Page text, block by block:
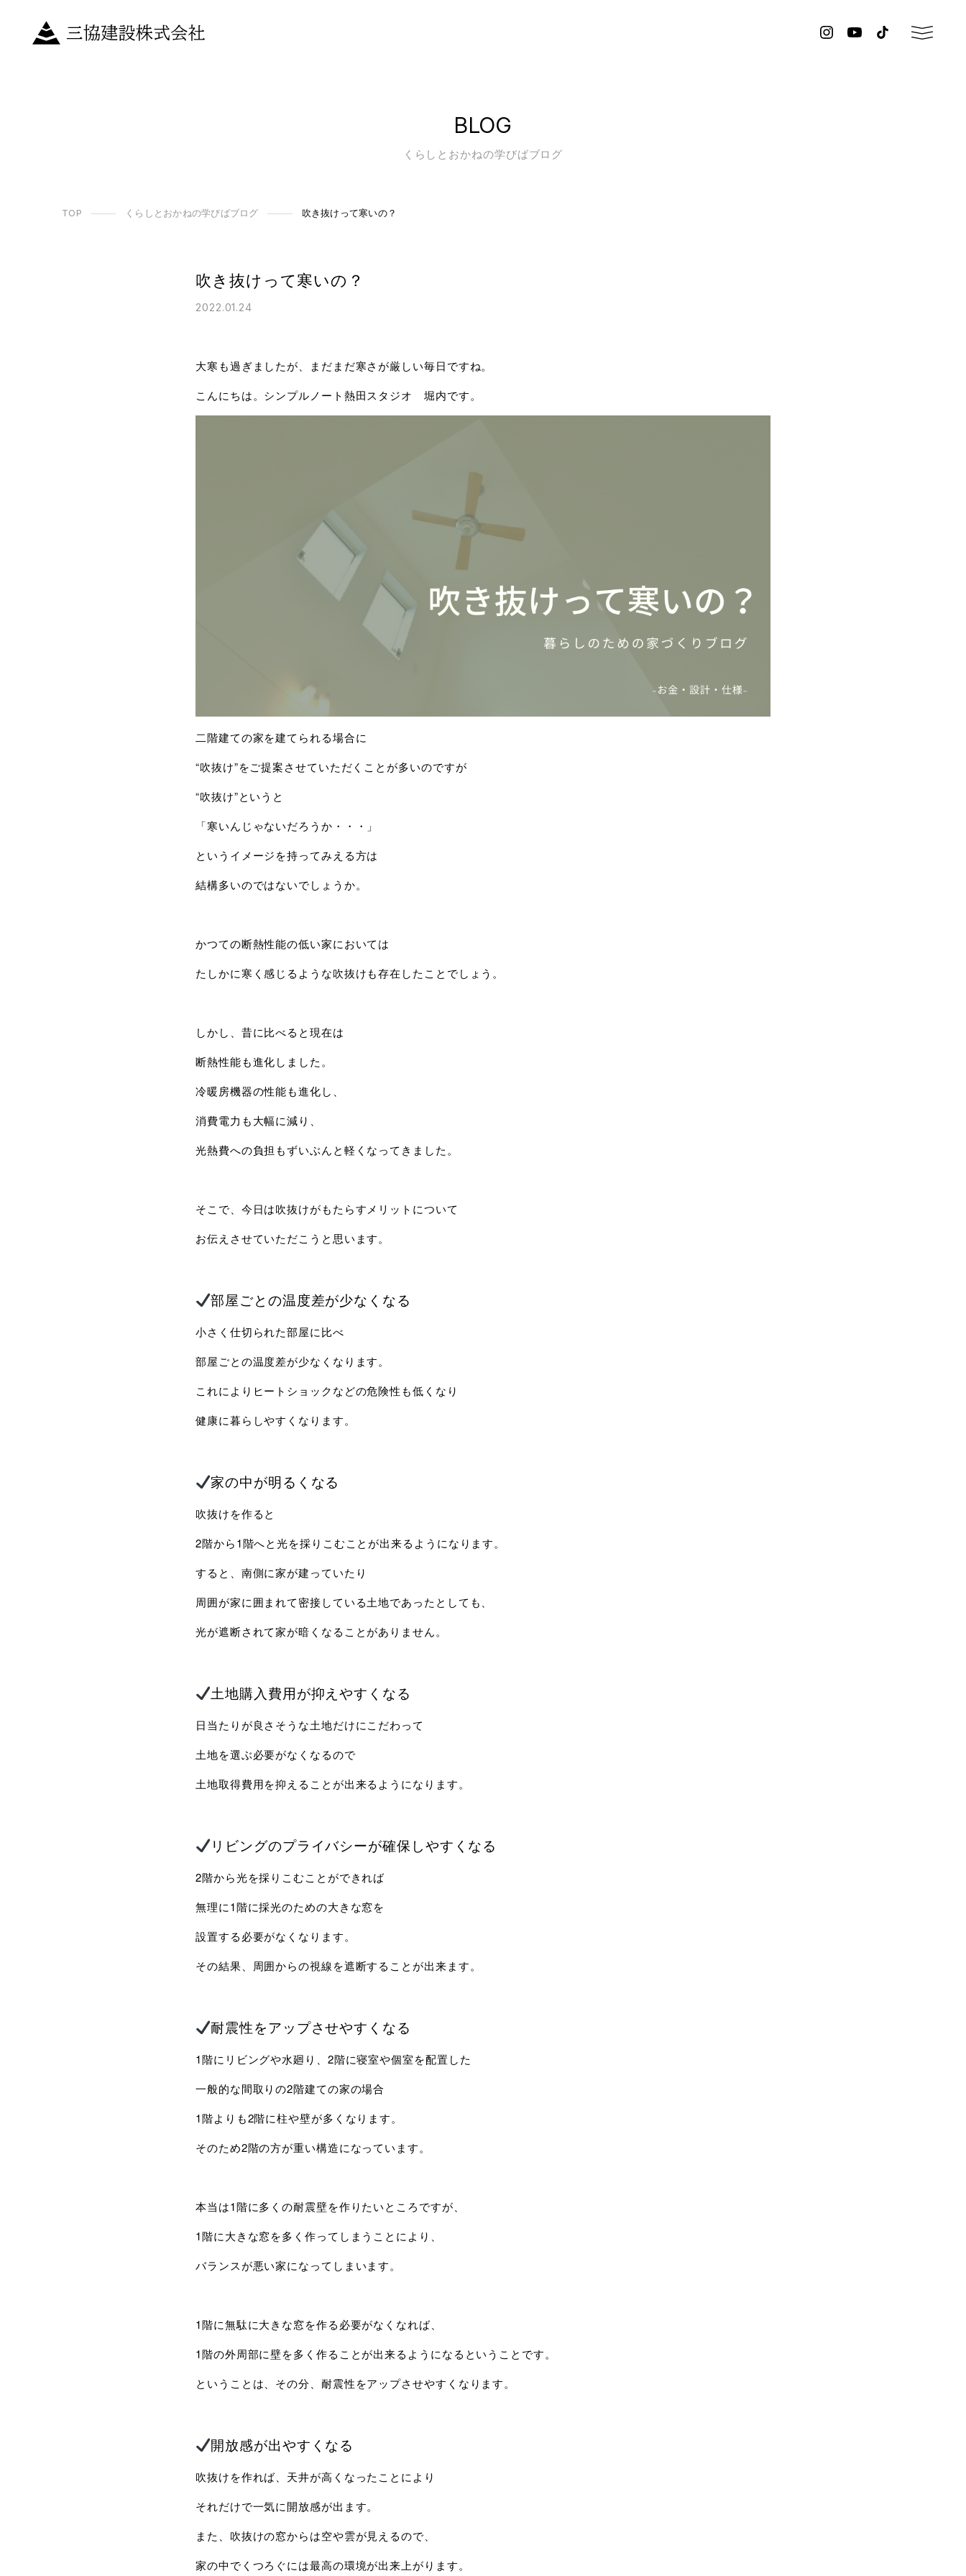
BLOG
くらしとおかねの学びばブログ
TOP くらしとおかねの学びばブログ 吹き抜けって寒いの？
吹き抜けって寒いの？
2022.01.24
大寒も過ぎましたが、まだまだ寒さが厳しい毎日ですね。
こんにちは。シンプルノート熱田スタジオ 堀内です。
二階建ての家を建てられる場合に
“吹抜け”をご提案させていただくことが多いのですが
“吹抜け”というと
「寒いんじゃないだろうか・・・」
というイメージを持ってみえる方は
結構多いのではないでしょうか。
かつての断熱性能の低い家においては
たしかに寒く感じるような吹抜けも存在したことでしょう。
しかし、昔に比べると現在は
断熱性能も進化しました。
冷暖房機器の性能も進化し、
消費電力も大幅に減り、
光熱費への負担もずいぶんと軽くなってきました。
そこで、今日は吹抜けがもたらすメリットについて
お伝えさせていただこうと思います。
部屋ごとの温度差が少なくなる
小さく仕切られた部屋に比べ
部屋ごとの温度差が少なくなります。
これによりヒートショックなどの危険性も低くなり
健康に暮らしやすくなります。
家の中が明るくなる
吹抜けを作ると
2階から1階へと光を採りこむことが出来るようになります。
すると、南側に家が建っていたり
周囲が家に囲まれて密接している土地であったとしても、
光が遮断されて家が暗くなることがありません。
土地購入費用が抑えやすくなる
日当たりが良さそうな土地だけにこだわって
土地を選ぶ必要がなくなるので
土地取得費用を抑えることが出来るようになります。
リビングのプライバシーが確保しやすくなる
2階から光を採りこむことができれば
無理に1階に採光のための大きな窓を
設置する必要がなくなります。
その結果、周囲からの視線を遮断することが出来ます。
耐震性をアップさせやすくなる
1階にリビングや水廻り、2階に寝室や個室を配置した
一般的な間取りの2階建ての家の場合
1階よりも2階に柱や壁が多くなります。
そのため2階の方が重い構造になっています。
本当は1階に多くの耐震壁を作りたいところですが、
1階に大きな窓を多く作ってしまうことにより、
バランスが悪い家になってしまいます。
1階に無駄に大きな窓を作る必要がなくなれば、
1階の外周部に壁を多く作ることが出来るようになるということです。
ということは、その分、耐震性をアップさせやすくなります。
開放感が出やすくなる
吹抜けを作れば、天井が高くなったことにより
それだけで一気に開放感が出ます。
また、吹抜けの窓からは空や雲が見えるので、
家の中でくつろぐには最高の環境が出来上がります。